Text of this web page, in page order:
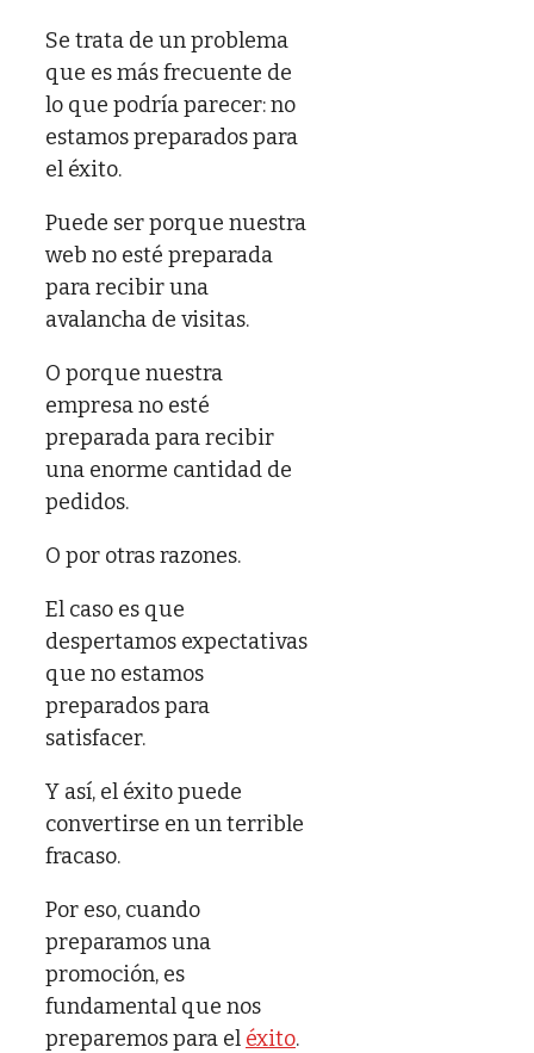
Se trata de un problema
que es más frecuente de
lo que podría parecer: no
estamos preparados para
el éxito.
Puede ser porque nuestra
web no esté preparada
para recibir una
avalancha de visitas.
O porque nuestra
empresa no esté
preparada para recibir
una enorme cantidad de
pedidos.
O por otras razones.
El caso es que
despertamos expectativas
que no estamos
preparados para
satisfacer.
Y así, el éxito puede
convertirse en un terrible
fracaso.
Por eso, cuando
preparamos una
promoción, es
fundamental que nos
preparemos para el éxito.